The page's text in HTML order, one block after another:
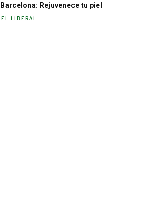
Barcelona: Rejuvenece tu piel
EL LIBERAL